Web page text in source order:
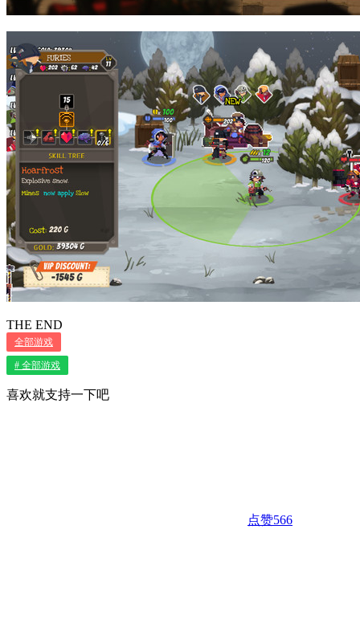
THE END
全部游戏
# 全部游戏
喜欢就支持一下吧
点赞566